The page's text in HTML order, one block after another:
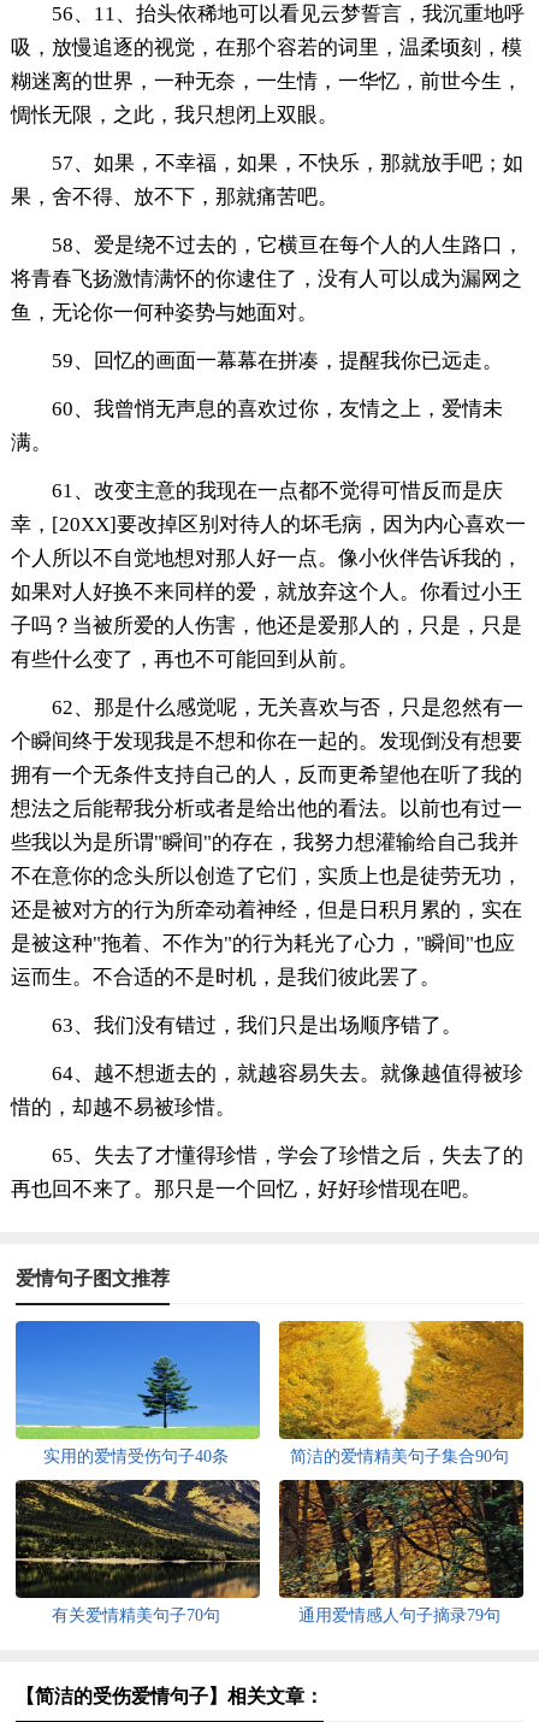
56、11、抬头依稀地可以看见云梦誓言，我沉重地呼
吸，放慢追逐的视觉，在那个容若的词里，温柔顷刻，模
糊迷离的世界，一种无奈，一生情，一华忆，前世今生，
惆怅无限，之此，我只想闭上双眼。
57、如果，不幸福，如果，不快乐，那就放手吧；如
果，舍不得、放不下，那就痛苦吧。
58、爱是绕不过去的，它横亘在每个人的人生路口，
将青春飞扬激情满怀的你逮住了，没有人可以成为漏网之
鱼，无论你一何种姿势与她面对。
59、回忆的画面一幕幕在拼凑，提醒我你已远走。
60、我曾悄无声息的喜欢过你，友情之上，爱情未
满。
61、改变主意的我现在一点都不觉得可惜反而是庆
幸，[20XX]要改掉区别对待人的坏毛病，因为内心喜欢一
个人所以不自觉地想对那人好一点。像小伙伴告诉我的，
如果对人好换不来同样的爱，就放弃这个人。你看过小王
子吗？当被所爱的人伤害，他还是爱那人的，只是，只是
有些什么变了，再也不可能回到从前。
62、那是什么感觉呢，无关喜欢与否，只是忽然有一
个瞬间终于发现我是不想和你在一起的。发现倒没有想要
拥有一个无条件支持自己的人，反而更希望他在听了我的
想法之后能帮我分析或者是给出他的看法。以前也有过一
些我以为是所谓"瞬间"的存在，我努力想灌输给自己我并
不在意你的念头所以创造了它们，实质上也是徒劳无功，
还是被对方的行为所牵动着神经，但是日积月累的，实在
是被这种"拖着、不作为"的行为耗光了心力，"瞬间"也应
运而生。不合适的不是时机，是我们彼此罢了。
63、我们没有错过，我们只是出场顺序错了。
64、越不想逝去的，就越容易失去。就像越值得被珍
惜的，却越不易被珍惜。
65、失去了才懂得珍惜，学会了珍惜之后，失去了的
再也回不来了。那只是一个回忆，好好珍惜现在吧。
爱情句子图文推荐
实用的爱情受伤句子40条 简洁的爱情精美句子集合90句
有关爱情精美句子70句 通用爱情感人句子摘录79句
【简洁的受伤爱情句子】相关文章：